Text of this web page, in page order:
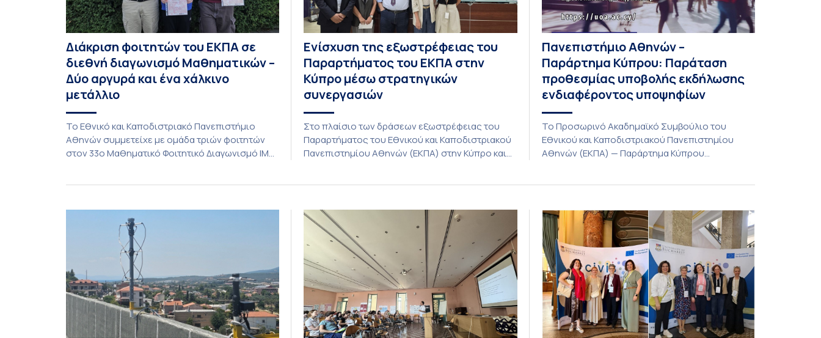
Διάκριση φοιτητών του ΕΚΠΑ σε
διεθνή διαγωνισμό Μαθηματικών –
Δύο αργυρά και ένα χάλκινο
μετάλλιο
To Εθνικό και Καποδιστριακό Πανεπιστήμιο
Αθηνών συμμετείχε με ομάδα τριών φοιτητών
στον 33ο Μαθηματικό Φοιτητικό Διαγωνισμό IMC
αυτόν συμμετείχαν 447 φοιτητές
εκπροσωπώντας 135 πανεπιστήμια από 46
χώρες. Από την Ελλάδα, συμμετείχαν επίσης το
Εθνικό Μετσόβιο Πολυτεχνείο, το Αριστοτέλειο
Πανεπιστήμιο […]
Ενίσχυση της εξωστρέφειας του
Παραρτήματος του ΕΚΠΑ στην
Κύπρο μέσω στρατηγικών
συνεργασιών
Στο πλαίσιο των δράσεων εξωστρέφειας του
Παραρτήματος του Εθνικού και Καποδιστριακού
Πανεπιστημίου Αθηνών (ΕΚΠΑ) στην Κύπρο και
Διοίκησης Επιχειρήσεων και Οργανισμών τον
Σεπτέμβριο του 2026, ο Κοσμήτορας της Σχολής
Οικονομικών και Πολιτικών Επιστημών,
Καθηγητής Νικόλαος Ηρειώτης, και ο Πρόεδρος
του Τμήματος […]
Πανεπιστήμιο Αθηνών –
Παράρτημα Κύπρου: Παράταση
προθεσμίας υποβολής εκδήλωσης
ενδιαφέροντος υποψηφίων
Το Προσωρινό Ακαδημαϊκό Συμβούλιο του
Εθνικού και Καποδιστριακού Πανεπιστημίου
Αθηνών (ΕΚΠΑ) — Παράρτημα Κύπρου
εκδήλωσης ενδιαφέροντος για την φοίτηση σε
Προγράμματα Σπουδών, Τμημάτων του
Πανεπιστημίου μας στο Παράρτημα Κύπρου για
το ακαδημαϊκό έτος 2026-2027, έως τη Δευτέρα
31 Αυγούστου 2026. […]